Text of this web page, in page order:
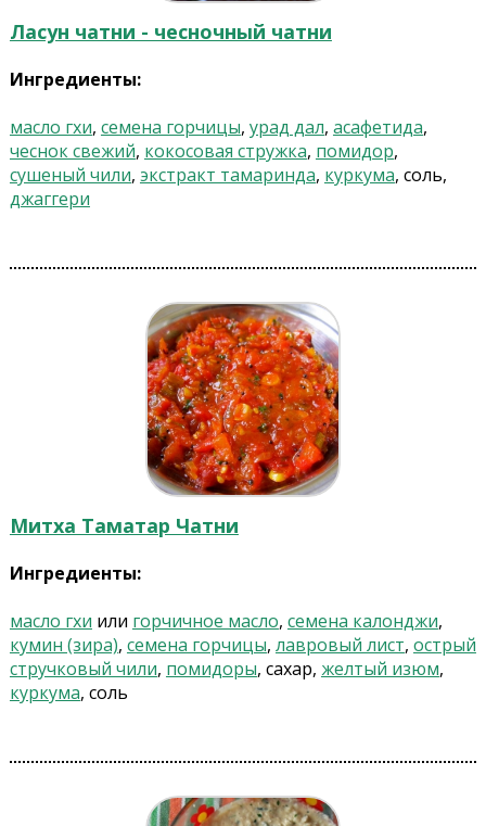
Ласун чатни - чесночный чатни
Ингредиенты:
масло гхи, семена горчицы, урад дал, асафетида,
чеснок свежий, кокосовая стружка, помидор,
сушеный чили, экстракт тамаринда, куркума, соль,
джаггери
Митха Таматар Чатни
Ингредиенты:
масло гхи или горчичное масло, семена калонджи,
кумин (зира), семена горчицы, лавровый лист, острый
стручковый чили, помидоры, сахар, желтый изюм,
куркума, соль